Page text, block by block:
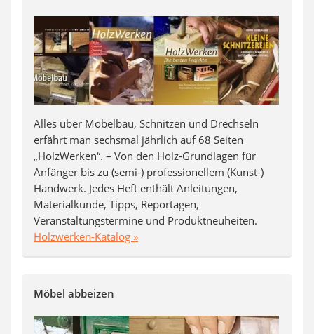
Alles über Möbelbau, Schnitzen und Drechseln
erfährt man sechsmal jährlich auf 68 Seiten
„HolzWerken“. – Von den Holz-Grundlagen für
Anfänger bis zu (semi-) professionellem (Kunst-)
Handwerk. Jedes Heft enthält Anleitungen,
Materialkunde, Tipps, Reportagen,
Veranstaltungstermine und Produktneuheiten.
Holzwerken-Katalog »
Möbel abbeizen